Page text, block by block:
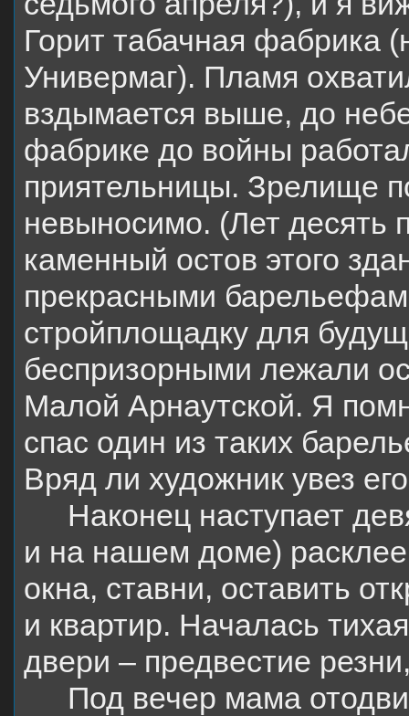
Горит табачная фабрика
Универмаг). Пламя
вздымается выше, до
фабрике до войны
приятельницы. Зрелище
невыносимо. (Лет десять
каменный остов этого
прекрасными
стройплощадку для
беспризорными лежали
Малой Арнаутской. Я
спас один из таких
Вряд ли художник увез
Наконец наступает
и на нашем доме)
окна, ставни, оставить
и квартир. Началась
двери – предвестие
Под вечер мама